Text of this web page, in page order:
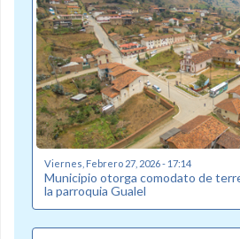
Viernes, Febrero 27, 2026 - 17:14
Municipio otorga comodato de
la parroquia Gualel